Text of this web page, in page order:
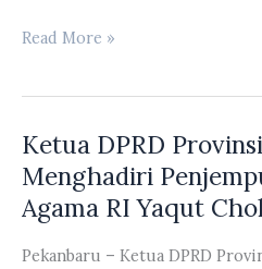
Komisi
Riau
Mengadakan
Dengan
PT.
Read More »
Ketua DPRD
Menghadiri
Agama RI Yaqut
Pekanbaru – Ketua DPRD